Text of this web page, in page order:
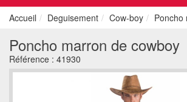
Accueil Deguisement Cow-boy Poncho
Poncho marron de cowboy
Référence : 41930